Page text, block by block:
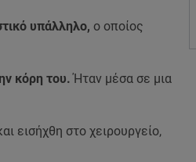
υπάλληλο, ο οποίος
κόρη του.Ήταν μέσα σε μια
εισήχθη στο χειρουργείο,